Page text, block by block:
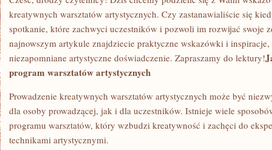
ARTYSTYCZNE
kreatywnych warsztatów⁢ artystycznych. Czy zastanawialiście się
spotkanie, które zachwyci uczestników ⁣i pozwoli im rozwijać swoje
najnowszym ⁤artykule ‌znajdziecie praktyczne wskazówki i
niezapomniane artystyczne doświadczenie. Zapraszamy do lektury!
program ⁣warsztatów artystycznych
Prowadzenie kreatywnych warsztatów artystycznych może być
dla​ osoby prowadzącej, jak i‍ dla uczestników. ⁤Istnieje wiele
programu warsztatów, który wzbudzi kreatywność i zachęci do
technikami ⁣artystycznymi.